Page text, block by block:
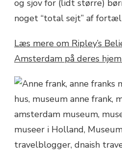
og sjov for (lidt større)
noget “total sejt” af
Læs mere om Ripley’s
Amsterdam på deres